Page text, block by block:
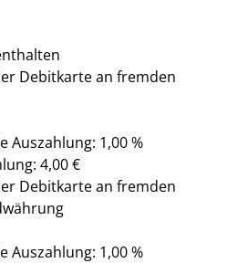
Debitkarte an fremden
Auszahlung: 1,00 %
4,00 €
Debitkarte an fremden
Auszahlung: 1,00 %